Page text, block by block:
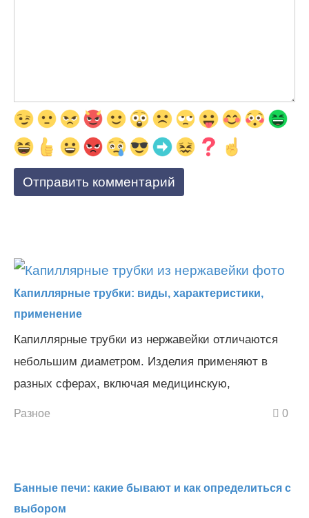
Капиллярные трубки: виды, характеристики,
применение
Капиллярные трубки из нержавейки отличаются
небольшим диаметром. Изделия применяют в
разных сферах, включая медицинскую,
Разное 0
Банные печи: какие бывают и как определиться с
выбором